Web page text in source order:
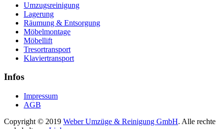
Umzugsreinigung
Lagerung
Räumung & Entsorgung
Möbelmontage
Möbellift
Tresortransport
Klaviertransport
Infos
Impressum
AGB
Copyright © 2019 Weber Umzüge & Reinigung GmbH. Alle rechte